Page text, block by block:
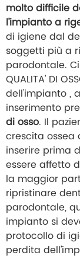
molto difficile
l’impianto a
di igiene dal
soggetti più a
parodontale. Ci
QUALITA’ DI
dell’impianto ,
inserimento
di osso. Il
crescita ossea
inserire prima
essere affetto
la maggior
ripristinare
parodontale,
impianto si
protocollo di
perdita